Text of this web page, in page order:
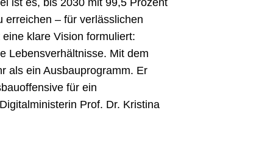
ist es, bis 2030 mit 99,5 Prozent
erreichen – für verlässlichen
klare Vision formuliert:
Lebensverhältnisse. Mit dem
als ein Ausbauprogramm. Er
für ein
Prof. Dr. Kristina